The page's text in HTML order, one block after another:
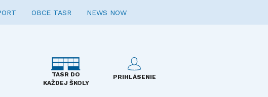
OBCE TASR NEWS NOW
TASR DO
KAŽDEJ ŠKOLY
PRIHLÁSENIE